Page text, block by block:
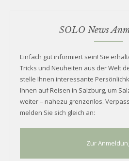
SOLO News
Einfach gut informiert sein! Sie
Tricks und Neuheiten aus der Welt
stelle Ihnen interessante
Ihnen auf Reisen in Salzburg, um
weiter – nahezu grenzenlos.
melden Sie sich gleich an:
Zur